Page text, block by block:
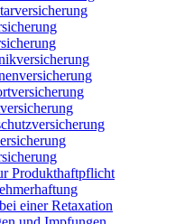
Produkthaftpflicht
einer Retaxation